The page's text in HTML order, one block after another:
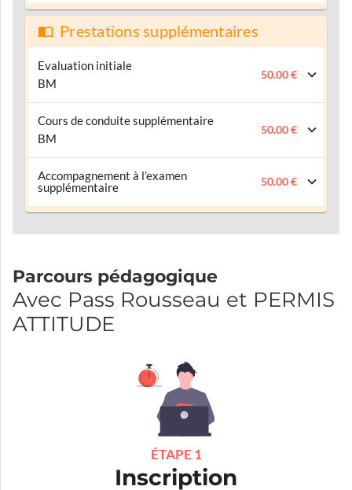
Prestations supplémentaires
Evaluation initiale
BM
50.00 €
Cours de conduite supplémentaire
BM
50.00 €
Accompagnement à l’examen
supplémentaire
50.00 €
Parcours pédagogique
Avec Pass Rousseau et PERMIS
ATTITUDE
ÉTAPE 1
Inscription